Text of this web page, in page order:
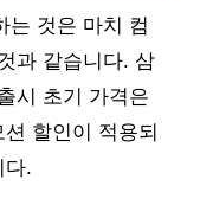
는 것은 마치 컴
과 같습니다. 삼
시 초기 가격은
할인이 적용되
다.